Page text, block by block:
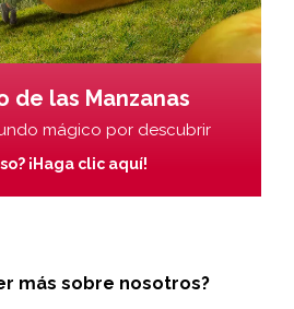
de las Manzanas
mágico por descubrir
¡Haga clic aquí!
más sobre nosotros?